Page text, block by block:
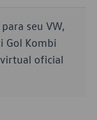
seu VW,
Gol Kombi
virtual oficial